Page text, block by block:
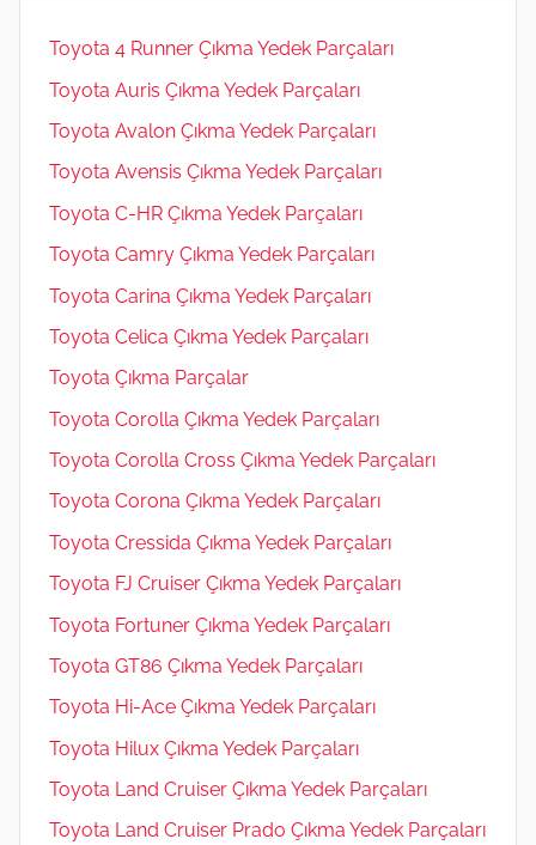
Toyota 4 Runner Çıkma Yedek Parçaları
Toyota Auris Çıkma Yedek Parçaları
Toyota Avalon Çıkma Yedek Parçaları
Toyota Avensis Çıkma Yedek Parçaları
Toyota C-HR Çıkma Yedek Parçaları
Toyota Camry Çıkma Yedek Parçaları
Toyota Carina Çıkma Yedek Parçaları
Toyota Celica Çıkma Yedek Parçaları
Toyota Çıkma Parçalar
Toyota Corolla Çıkma Yedek Parçaları
Toyota Corolla Cross Çıkma Yedek Parçaları
Toyota Corona Çıkma Yedek Parçaları
Toyota Cressida Çıkma Yedek Parçaları
Toyota FJ Cruiser Çıkma Yedek Parçaları
Toyota Fortuner Çıkma Yedek Parçaları
Toyota GT86 Çıkma Yedek Parçaları
Toyota Hi-Ace Çıkma Yedek Parçaları
Toyota Hilux Çıkma Yedek Parçaları
Toyota Land Cruiser Çıkma Yedek Parçaları
Toyota Land Cruiser Prado Çıkma Yedek Parçaları